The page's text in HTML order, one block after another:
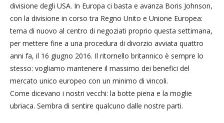
divisione degli USA. In Europa ci basta e avanza Boris Johnson,
con la divisione in corso tra Regno Unito e Unione Europea:
tema di nuovo al centro di negoziati proprio questa settimana,
per mettere fine a una procedura di divorzio avviata quattro
anni fa, il 16 giugno 2016. Il ritornello britannico è sempre lo
stesso: vogliamo mantenere il massimo dei benefici del
mercato unico europeo con un minimo di vincoli.
Come dicevano i nostri vecchi: la botte piena e la moglie
ubriaca. Sembra di sentire qualcuno dalle nostre parti.